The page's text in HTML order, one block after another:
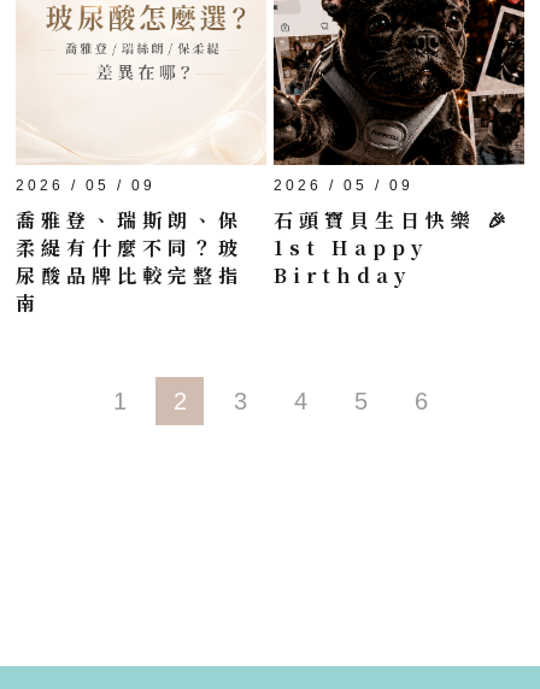
2026 / 05 / 09
喬雅登、瑞斯朗、保
柔緹有什麼不同？玻
尿酸品牌比較完整指
南
2026 / 05 / 09
石頭寶貝生日快樂 🎉
1st Happy
Birthday
1 2 3 4 5 6